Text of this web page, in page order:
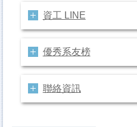
資工 LINE
優秀系友榜
聯絡資訊